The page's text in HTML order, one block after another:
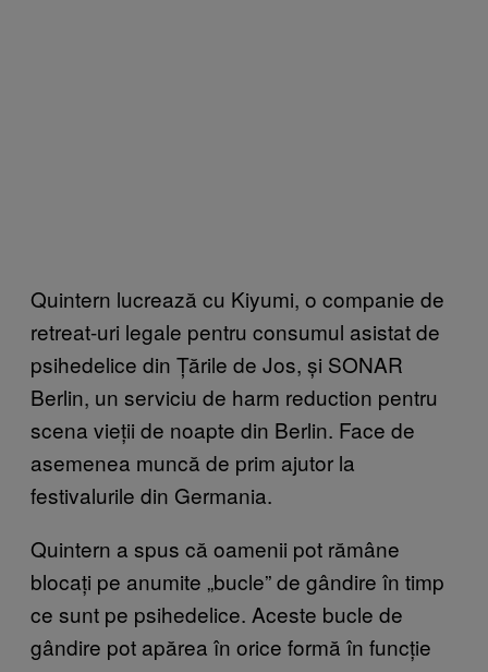
Quintern lucrează cu Kiyumi, o companie de
retreat-uri legale pentru consumul asistat de
psihedelice din Țările de Jos, și SONAR
Berlin, un serviciu de harm reduction pentru
scena vieții de noapte din Berlin. Face de
asemenea muncă de prim ajutor la
festivalurile din Germania.
Quintern a spus că oamenii pot rămâne
blocați pe anumite „bucle” de gândire în timp
ce sunt pe psihedelice. Aceste bucle de
gândire pot apărea în orice formă în funcție